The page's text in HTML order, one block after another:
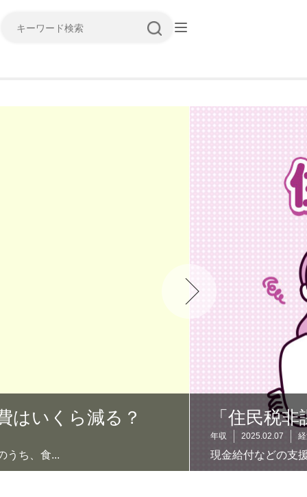
キーワード検索
はいくら減る？
うち、食...
「住民税
年収 2025.02.07
現金給付などの支